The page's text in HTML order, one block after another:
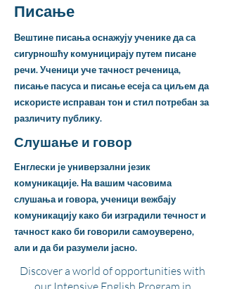
Писање
Вештине писања оснажују ученике да са
сигурношћу комуницирају путем писане
речи. Ученици уче тачност реченица,
писање пасуса и писање есеја са циљем да
искористе исправан тон и стил потребан за
различиту публику.
Слушање и говор
Енглески је универзални језик
комуникације. На вашим часовима
слушања и говора, ученици вежбају
комуникацију како би изградили течност и
тачност како би говорили самоуверено,
али и да би разумели јасно.
Discover a world of opportunities with
our Intensive English Program in